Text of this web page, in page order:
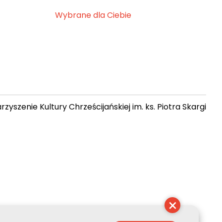
Wybrane dla Ciebie
Kultury Chrześcijańskiej im. ks. Piotra Skargi
×